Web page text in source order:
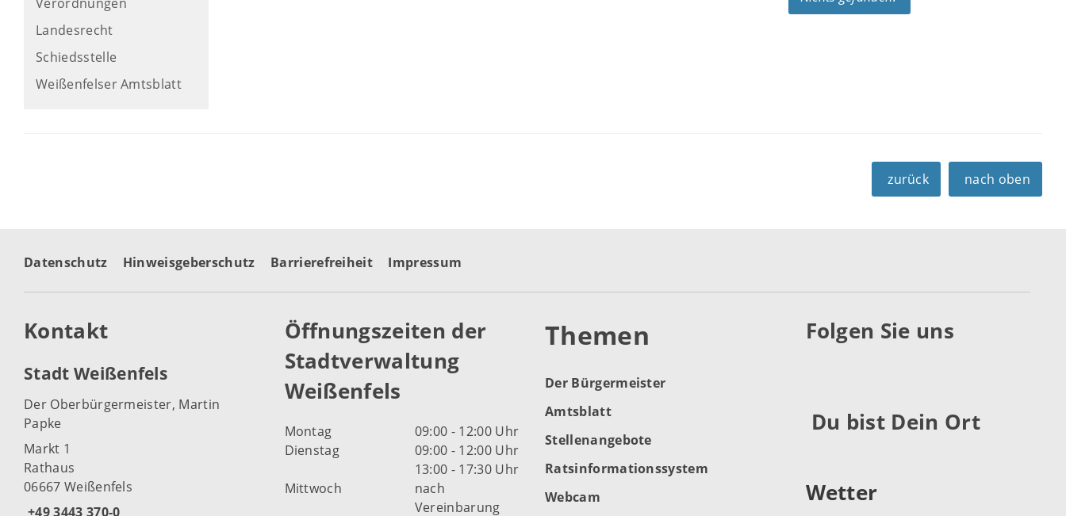
Landesrecht
Schiedsstelle
Weißenfelser Amtsblatt
zurück nach oben
Datenschutz Hinweisgeberschutz Barrierefreiheit Impressum
Kontakt
Stadt Weißenfels
Der Oberbürgermeister, Martin
Papke
Markt 1
Rathaus
06667 Weißenfels
+49 3443 370-0
Öffnungszeiten der
Stadtverwaltung
Weißenfels
Montag
09:00 - 12:00 Uhr
Dienstag
09:00 - 12:00 Uhr
13:00 - 17:30 Uhr
Mittwoch
nach
Vereinbarung
Themen
Der Bürgermeister
Amtsblatt
Stellenangebote
Ratsinformationssystem
Webcam
Folgen Sie uns
Du bist Dein Ort
Wetter